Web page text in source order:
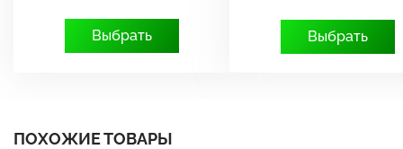
Выбрать Выбрать
ПОХОЖИЕ ТОВАРЫ